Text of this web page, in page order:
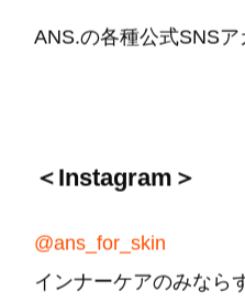
ANS.の各種公式SNSア
＜Instagram＞
@ans_for_skin
インナーケアのみなら